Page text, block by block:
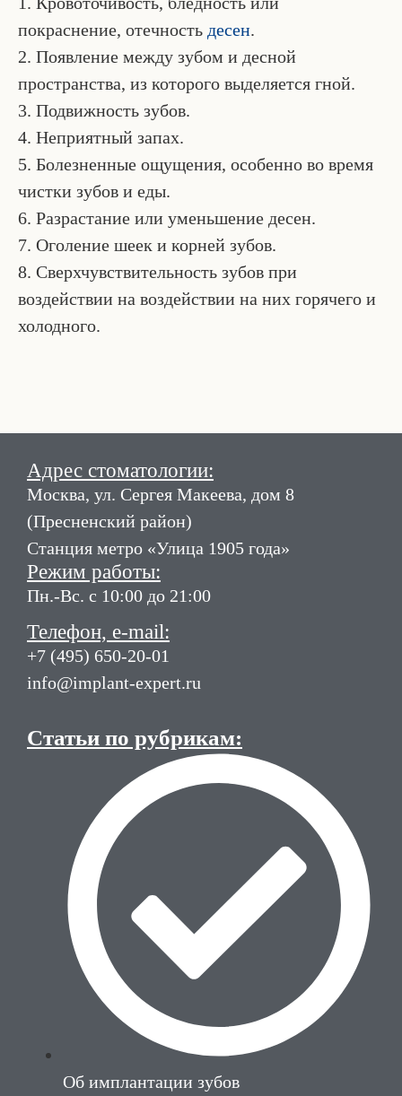
покраснение, отечность десен.
2. Появление между зубом и десной
пространства, из которого выделяется гной.
3. Подвижность зубов.
4. Неприятный запах.
5. Болезненные ощущения, особенно во время
чистки зубов и еды.
6. Разрастание или уменьшение десен.
7. Оголение шеек и корней зубов.
8. Сверхчувствительность зубов при
воздействии на воздействии на них горячего и
холодного.
Адрес стоматологии:
Москва, ул. Сергея Макеева, дом 8
(Пресненский район)
Станция метро «Улица 1905 года»
Режим работы:
Пн.-Вс. с 10:00 до 21:00
Телефон, e-mail:
+7 (495) 650-20-01
info@implant-expert.ru
Статьи по рубрикам:
Об имплантации зубов